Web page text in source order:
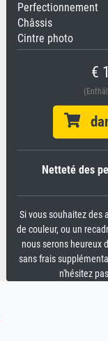
Perfectionnement
Châssis
Cintre photo
€
Netteté des
Si vous souhaitez des
de couleur, ou un
nous serons heureux
sans frais
n'hésitez